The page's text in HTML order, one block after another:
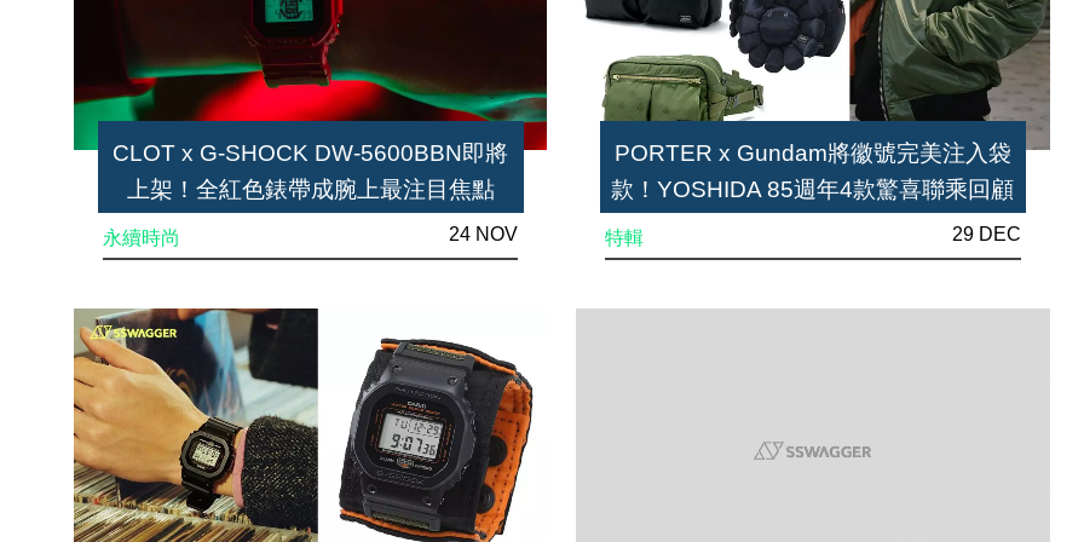
CLOT x G-SHOCK DW-5600BBN即將
上架！全紅色錶帶成腕上最注目焦點
永續時尚 24 NOV
PORTER x Gundam將徽號完美注入袋
款！YOSHIDA 85週年4款驚喜聯乘回顧
特輯 29 DEC